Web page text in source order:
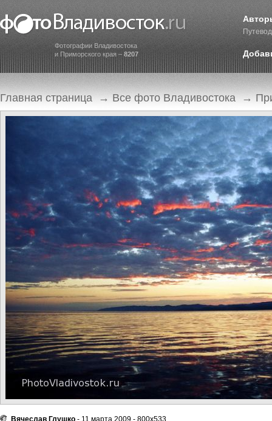
Фотографии Владивостока
и Приморского края – 8207
Главная страница → Все фото Владивостока →
Вячеслав Глушко - 11 марта 2009 - 800x533